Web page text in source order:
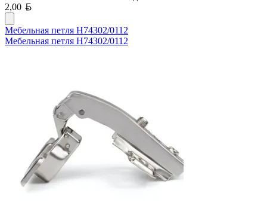
2,00
Мебельная петля H74302/0112
Мебельная петля H74302/0112